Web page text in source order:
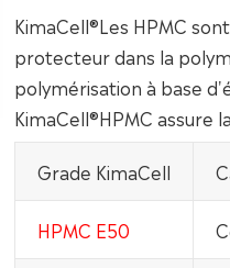
KimaCell®Les HPMC
protecteur dans la
polymérisation à base
KimaCell®HPMC assure
Grade KimaCell
HPMC E50